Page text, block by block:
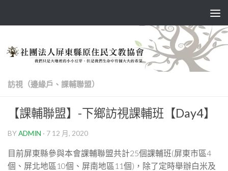
訪視（邊緣戶、課輔聯盟）
【課輔聯盟】-下鄉訪視課輔班【Day4】
BYADMIN · 7 12 月, 2020
目前屏東縣參與本會課輔聯盟共計25個課輔班(屏東市區4
個、屏北地區10個、屏南地區11個)，除了定時舉辦白米及